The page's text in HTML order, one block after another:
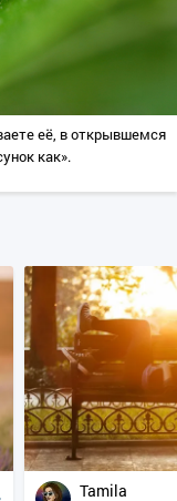
её, в открывшемся
как».
Tamila